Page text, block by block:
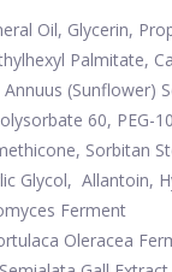
Oil, Glycerin,
Palmitate,
(Sunflower)
60, PEG-
Sorbitan
Glycol, Allantoin,
Ferment
Oleracea